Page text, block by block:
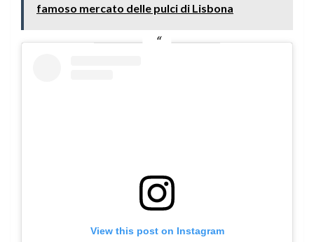
famoso mercato delle pulci di Lisbona
View this post on Instagram